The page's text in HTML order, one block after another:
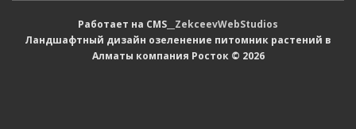
Работает на CMS__ ZekceevWebStudios
Ландшафтный дизайн озеленение питомник растений в
Алматы компания Росток © 2026